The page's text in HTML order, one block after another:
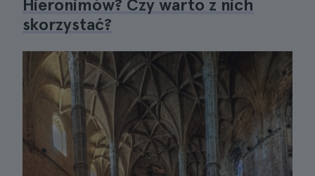
Hieronimów? Czy warto z nich
skorzystać?